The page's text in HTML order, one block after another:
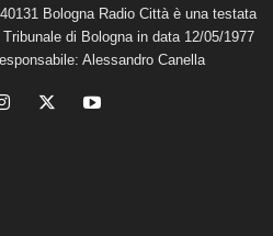
Bologna Radio Città è una testata
di Bologna in data 12/05/1977
Alessandro Canella